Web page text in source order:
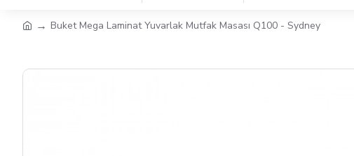
Buket Mega Laminat Yuvarlak Mutfak Masası Q100 - Sydney